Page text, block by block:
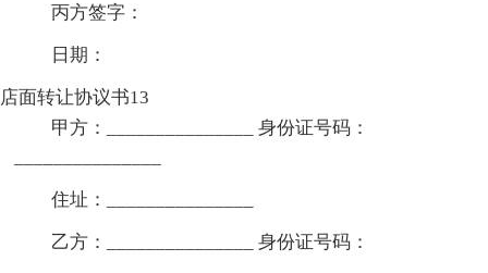
丙方签字：
日期：
店面转让协议书13
甲方：_______________ 身份证号码：
住址：_______________
乙方：_______________ 身份证号码：